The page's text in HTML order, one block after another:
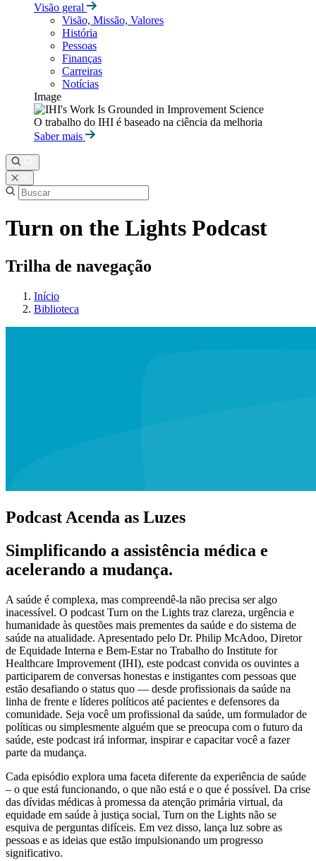
Visão geral
Visão, Missão, Valores
História
Pessoas
Finanças
Carreiras
Notícias
Image
O trabalho do IHI é baseado na ciência da melhoria
Saber mais
Turn on the Lights Podcast
Trilha de navegação
Início
Biblioteca
Podcast Acenda as Luzes
Simplificando a assistência médica e
acelerando a mudança.
A saúde é complexa, mas compreendê-la não precisa ser algo
inacessível. O podcast Turn on the Lights traz clareza, urgência e
humanidade às questões mais prementes da saúde e do sistema de
saúde na atualidade. Apresentado pelo Dr. Philip McAdoo, Diretor
de Equidade Interna e Bem-Estar no Trabalho do Institute for
Healthcare Improvement (IHI), este podcast convida os ouvintes a
participarem de conversas honestas e instigantes com pessoas que
estão desafiando o status quo — desde profissionais da saúde na
linha de frente e líderes políticos até pacientes e defensores da
comunidade. Seja você um profissional da saúde, um formulador de
políticas ou simplesmente alguém que se preocupa com o futuro da
saúde, este podcast irá informar, inspirar e capacitar você a fazer
parte da mudança.
Cada episódio explora uma faceta diferente da experiência de saúde
– o que está funcionando, o que não está e o que é possível. Da crise
das dívidas médicas à promessa da atenção primária virtual, da
equidade em saúde à justiça social, Turn on the Lights não se
esquiva de perguntas difíceis. Em vez disso, lança luz sobre as
pessoas e as ideias que estão impulsionando um progresso
significativo.